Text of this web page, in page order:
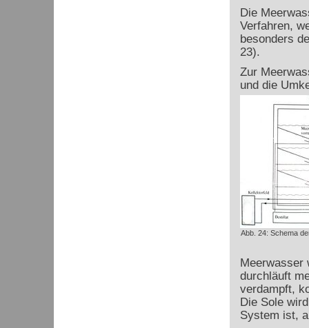
Die
Verfahren,
besonders
23).
Zur
und die
Abb. 24: Schema
Meerwasser
durchläuft
verdampft,
Die Sole
System ist,